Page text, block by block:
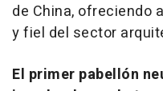
de China, ofreciendo
y fiel del sector
El primer pabellón